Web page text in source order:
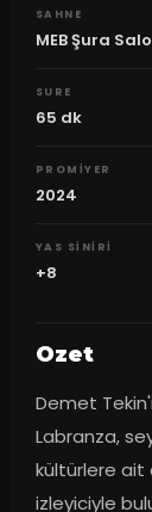
SAHNE
MEB Şura
SURE
65 dk
PROMIYER
2024
YAS SINIRI
+8
Ozet
Demet
Labranza,
kültürlere ait
izleyiciyle